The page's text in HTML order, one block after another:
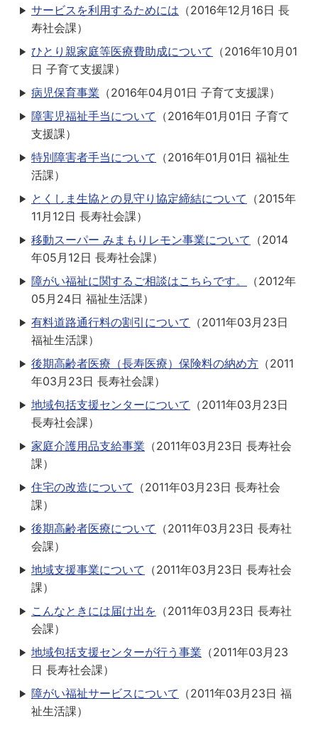
サービスを利用するためには （2016年12月16日 長
寿社会課）
ひとり親家庭等医療費助成について （2016年10月01
日 子育て支援課）
病児保育事業 （2016年04月01日 子育て支援課）
障害児福祉手当について （2016年01月01日 子育て
支援課）
特別障害者手当について （2016年01月01日 福祉生
活課）
とくしま生協との見守り協定締結について （2015年
11月12日 長寿社会課）
移動スーパー みまもりレモン事業について （2014
年05月12日 長寿社会課）
障がい福祉に関するご相談はこちらです。
（2012年
05月24日 福祉生活課）
有料道路通行料の割引について （2011年03月23日
福祉生活課）
後期高齢者医療（長寿医療）保険料の納め方 （2011
年03月23日 長寿社会課）
地域包括支援センターについて （2011年03月23日
長寿社会課）
家庭介護用品支給事業 （2011年03月23日 長寿社会
課）
住宅の改造について （2011年03月23日 長寿社会
課）
後期高齢者医療について （2011年03月23日 長寿社
会課）
地域支援事業について （2011年03月23日 長寿社会
課）
こんなときには届け出を （2011年03月23日 長寿社
会課）
地域包括支援センターが行う事業 （2011年03月23
日 長寿社会課）
障がい福祉サービスについて （2011年03月23日 福
祉生活課）